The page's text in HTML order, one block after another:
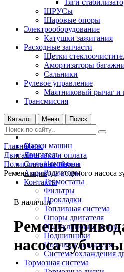
Тяги
ШРУСы
Шаровые опоры
Электрооборудование
Катушки зажигания
Расходные запчасти
Щетки
Амортизаторы
Сальники
Рулевое управление
Маятниковый рычаг и
Трансмиссия
Каталог Меню Поиск
О нас
Доставка и оплата
Статьи и обзоры
Акции
Контакты
Марки машин
Двигатель
Помпы
Радиаторы
Термостаты
Фильтры
Прокладки
Топливная система
Опоры двигателя
Поликлиновые ремни
Подшипники
Подушки двигателя
Система охлаждения
Тормозная система
Главная
Двигатель
Поликлиновые ремни
Ремень привода водяного насоса
В наличии
Ремень
насоса